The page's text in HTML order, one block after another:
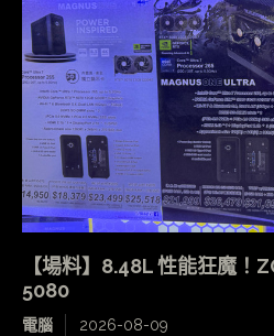
【場料】8.48L 性能狂魔！
5080
電腦 2026-08-09